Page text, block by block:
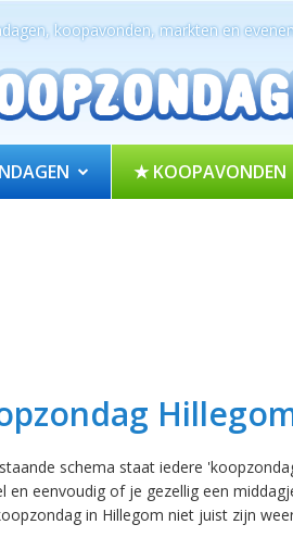
koopavonden, markten en
★ KOOPAVONDEN
schema staat iedere
en eenvoudig of je gezellig een
in Hillegom niet juist zijn